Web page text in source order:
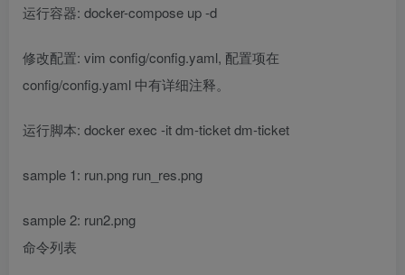
运行容器: docker-compose up -d
修改配置: vim config/config.yaml, 配置项在
config/config.yaml 中有详细注释。
运行脚本: docker exec -it dm-ticket dm-ticket
sample 1: run.png run_res.png
sample 2: run2.png
命令列表